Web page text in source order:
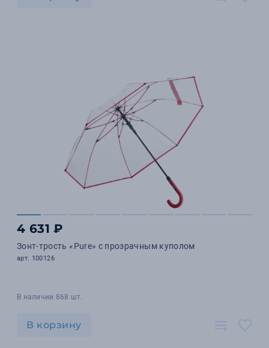
4 631 ₽
Зонт-трость «Pure» с прозрачным куполом
арт. 100126
В наличии 868 шт.
В корзину